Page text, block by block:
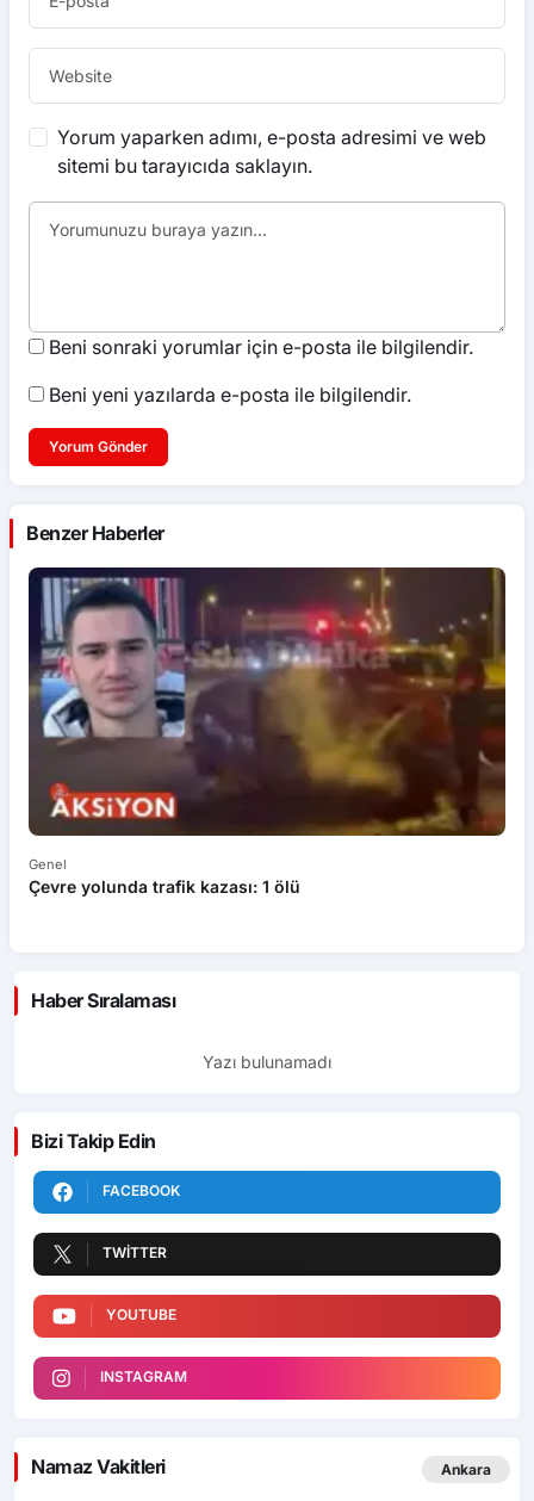
Yorum yaparken adımı, e-posta adresimi ve web
sitemi bu tarayıcıda saklayın.
Beni sonraki yorumlar için e-posta ile bilgilendir.
Beni yeni yazılarda e-posta ile bilgilendir.
Yorum Gönder
Benzer Haberler
Genel
Çevre yolunda trafik kazası: 1 ölü
Haber Sıralaması
Yazı bulunamadı
Bizi Takip Edin
FACEBOOK
TWITTER
YOUTUBE
INSTAGRAM
Namaz Vakitleri Ankara